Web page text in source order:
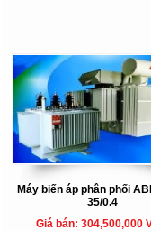
Máy biến áp phân phối
35/0.4
Giá bán: 304,500,000